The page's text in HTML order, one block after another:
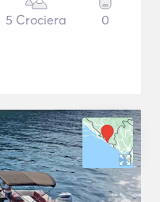
5 Crociera 0